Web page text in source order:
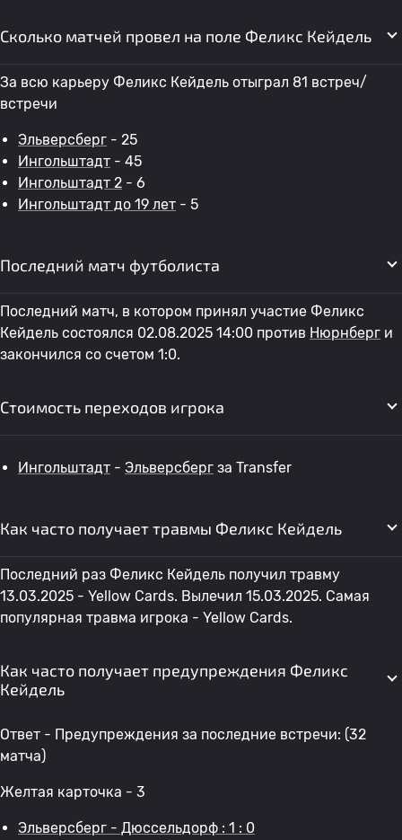
Сколько матчей провел на поле Феликс Кейдель
За всю карьеру Феликс Кейдель отыграл 81 встреч/
встречи
Эльверсберг - 25
Ингольштадт - 45
Ингольштадт 2 - 6
Ингольштадт до 19 лет - 5
Последний матч футболиста
Последний матч, в котором принял участие Феликс
Кейдель состоялся 02.08.2025 14:00 против Нюрнберг и
закончился со счетом 1:0.
Стоимость переходов игрока
Ингольштадт - Эльверсберг за Transfer
Как часто получает травмы Феликс Кейдель
Последний раз Феликс Кейдель получил травму
13.03.2025 - Yellow Cards. Вылечил 15.03.2025. Самая
популярная травма игрока - Yellow Cards.
Как часто получает предупреждения Феликс
Кейдель
Ответ - Предупреждения за последние встречи: (32
матча)
Желтая карточка - 3
Эльверсберг - Дюссельдорф : 1 : 0